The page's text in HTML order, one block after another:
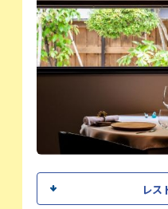
「和」の空間で愉しむフレ
伝統的なフレンチの技法を
感」をプラス。
五感で味わう記憶に残る特
オフィ
レス